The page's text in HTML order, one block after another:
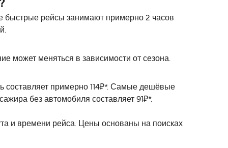
рейсы занимают примерно 2 часов
может меняться в зависимости от сезона.
примерно 114₽*. Самые дешёвые
без автомобиля составляет 91₽*.
и времени рейса. Цены основаны на поисках